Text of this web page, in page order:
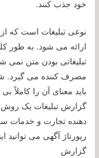
خود جذب کنند.
نوعی تبلیغات است که
ارائه می شود. به طور
تبلیغاتی بودن متن نمی
مصرف کننده می گیرد.
باید معنای آن را کاملاً
گزارش تبلیغات یک روش
دهنده تجارت و خدمات
رپورتاژ آگهی می توانید
گزارش